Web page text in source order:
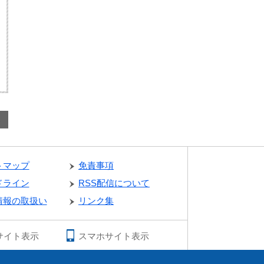
マップ
免責事項
ライン
RSS配信について
報の取扱い
リンク集
イト表示 スマホサイト表示